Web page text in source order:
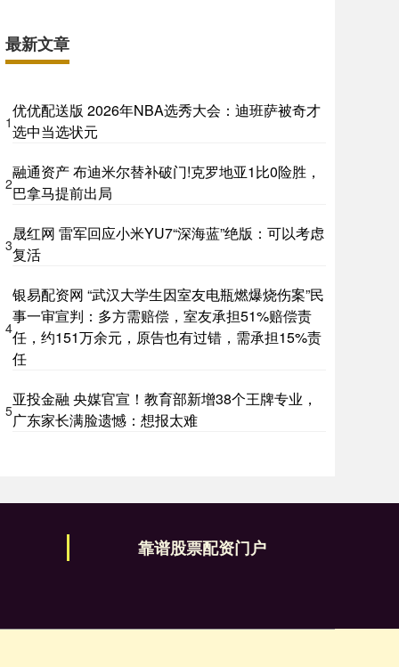
最新文章
1
优优配送版 2026年NBA选秀大会：迪班萨被奇才
选中当选状元
2
融通资产 布迪米尔替补破门!克罗地亚1比0险胜，
巴拿马提前出局
3
晟红网 雷军回应小米YU7“深海蓝”绝版：可以考虑
复活
4
银易配资网 “武汉大学生因室友电瓶燃爆烧伤案”民
事一审宣判：多方需赔偿，室友承担51%赔偿责
任，约151万余元，原告也有过错，需承担15%责
任
5
亚投金融 央媒官宣！教育部新增38个王牌专业，
广东家长满脸遗憾：想报太难
靠谱股票配资门户